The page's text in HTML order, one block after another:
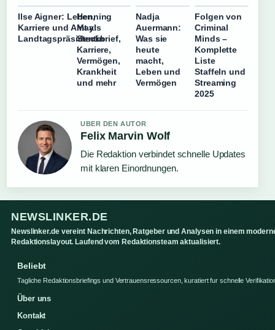
Ilse Aigner: Leben,
Karriere und Amt als
Landtagspräsidentin
Henning
May:
Steckbrief,
Karriere,
Vermögen,
Krankheit
und mehr
Nadja
Auermann:
Was sie
heute
macht,
Leben und
Vermögen
Folgen von
Criminal
Minds –
Komplette
Liste
Staffeln und
Streaming
2025
UBER DEN AUTOR
Felix Marvin Wolf
Die Redaktion verbindet schnelle Updates
mit klaren Einordnungen.
NEWSLINKER.DE
Newslinker.de vereint Nachrichten, Ratgeber und Analysen in einem
Redaktionslayout. Laufend vom Redaktionsteam aktualisiert.
Beliebt
Tagliche Redaktionsbriefings und Vertrauensressourcen, kuratiert fur schnelle
Über uns
Kontakt